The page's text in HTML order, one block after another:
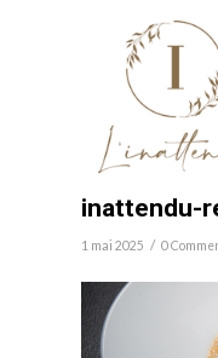
inattendu-
1 mai 2025 / 0